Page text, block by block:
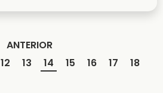
ANTERIOR
12 13 14 15 16 17
18